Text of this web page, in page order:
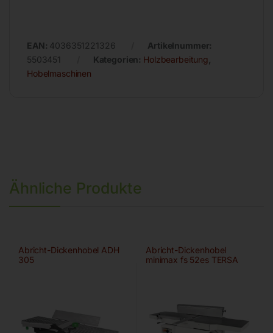
EAN: 4036351221326
Artikelnummer:
5503451
Kategorien: Holzbearbeitung
Hobelmaschinen
Ähnliche Produkte
Abricht-Dickenhobel ADH
305
Abricht-Dickenhobel
minimax fs 52es TERSA